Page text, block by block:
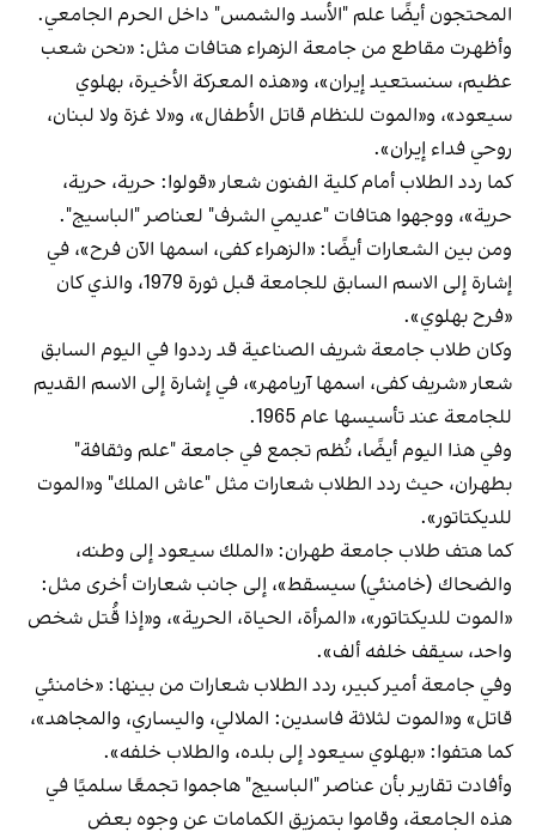
المحتجون أيضًا علم "الأسد والشمس" داخل الحرم الجامعي.
وأظهرت مقاطع من جامعة الزهراء هتافات مثل: «نحن شعب
عظيم، سنستعيد إيران»، و«هذه المعركة الأخيرة، بهلوي
سيعود»، و«الموت للنظام قاتل الأطفال»، و«لا غزة ولا لبنان،
روحي فداء إيران».
كما ردد الطلاب أمام كلية الفنون شعار «قولوا: حرية، حرية،
حرية»، ووجهوا هتافات "عديمي الشرف" لعناصر "الباسيج".
ومن بين الشعارات أيضًا: «الزهراء كفى، اسمها الآن فرح»، في
إشارة إلى الاسم السابق للجامعة قبل ثورة 1979، والذي كان
«فرح بهلوي».
وكان طلاب جامعة شريف الصناعية قد رددوا في اليوم السابق
شعار «شريف كفى، اسمها آريامهر»، في إشارة إلى الاسم القديم
للجامعة عند تأسيسها عام 1965.
وفي هذا اليوم أيضًا، نُظم تجمع في جامعة "علم وثقافة"
بطهران، حيث ردد الطلاب شعارات مثل "عاش الملك" و«الموت
للديكتاتور».
كما هتف طلاب جامعة طهران: «الملك سيعود إلى وطنه،
والضحاك (خامنئي) سيسقط»، إلى جانب شعارات أخرى مثل:
«الموت للديكتاتور»، «المرأة، الحياة، الحرية»، و«إذا قُتل شخص
واحد، سيقف خلفه ألف».
وفي جامعة أمير كبير، ردد الطلاب شعارات من بينها: «خامنئي
قاتل» و«الموت لثلاثة فاسدين: الملالي، واليساري، والمجاهد»،
كما هتفوا: «بهلوي سيعود إلى بلده، والطلاب خلفه».
وأفادت تقارير بأن عناصر "الباسيج" هاجموا تجمعًا سلميًا في
هذه الجامعة، وقاموا بتمزيق الكمامات عن وجوه بعض